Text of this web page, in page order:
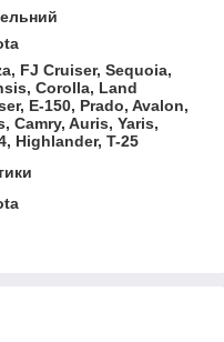
FJ Cruiser, Sequoia,
Corolla, Land
E-150, Prado, Avalon,
Camry, Auris, Yaris,
Highlander, T-25